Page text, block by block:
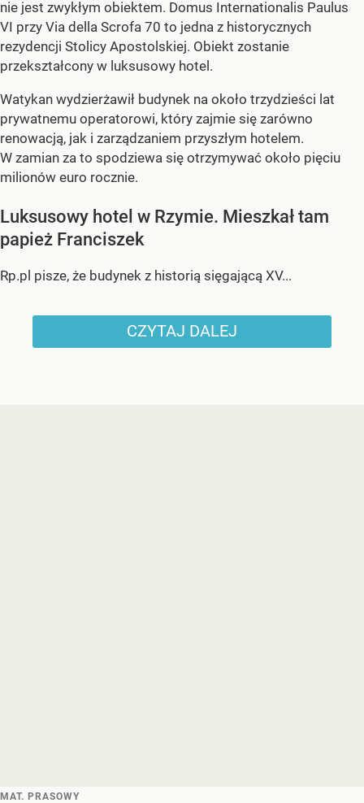
nie jest zwykłym obiektem. Domus Internationalis Paulus
VI przy Via della Scrofa 70 to jedna z historycznych
rezydencji Stolicy Apostolskiej. Obiekt zostanie
przekształcony w luksusowy hotel.
Watykan wydzierżawił budynek na około trzydzieści lat
prywatnemu operatorowi, który zajmie się zarówno
renowacją, jak i zarządzaniem przyszłym hotelem.
W zamian za to spodziewa się otrzymywać około pięciu
milionów euro rocznie.
Luksusowy hotel w Rzymie. Mieszkał tam
papież Franciszek
Rp.pl pisze, że budynek z historią sięgającą XV...
CZYTAJ DALEJ
MAT. PRASOWY